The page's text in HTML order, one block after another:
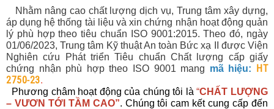
Nhằm nâng cao chất lượng dịch vụ, Trung tâm xây dựng,
áp dụng hệ thống tài liệu và xin chứng nhận hoạt động quản
lý phù hợp theo tiêu chuẩn ISO 9001:2015. Theo đó, ngày
01/06/2023, Trung tâm Kỹ thuật An toàn Bức xạ II được Viện
Nghiên cứu Phát triển Tiêu chuẩn Chất lượng cấp giấy
chứng nhận phù hợp theo ISO 9001 mang mã hiệu: HT
2750-23.
Phương châm hoạt động của chúng tôi là“CHẤT LƯỢNG
– VƯƠN TỚI TẦM CAO”. Chúng tôi cam kết cung cấp đến